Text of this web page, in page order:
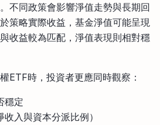
不同政策會影響淨值走勢與長期回
策略實際收益，基金淨值可能呈現
收益較為匹配，淨值表現則相對穩
ETF時，投資者更應同時觀察：
穩定
入與資本分派比例）